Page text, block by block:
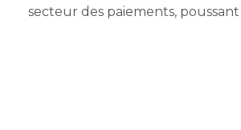
secteur des paiements, poussant